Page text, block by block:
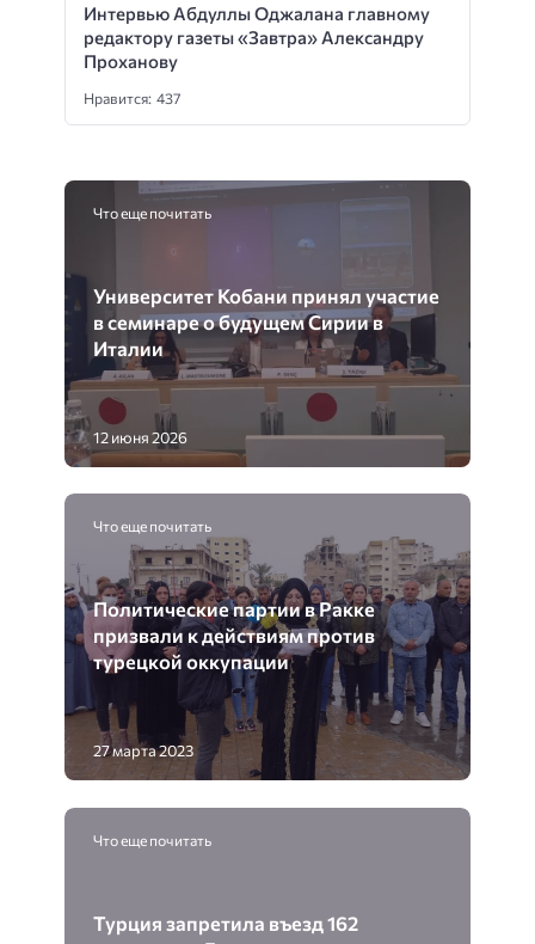
Интервью Абдуллы Оджалана главному
редактору газеты «Завтра» Александру
Проханову
Нравится: 437
Что еще почитать
Университет Кобани принял участие
в семинаре о будущем Сирии в
Италии
12 июня 2026
Что еще почитать
Политические партии в Ракке
призвали к действиям против
турецкой оккупации
27 марта 2023
Что еще почитать
Турция запретила въезд 162